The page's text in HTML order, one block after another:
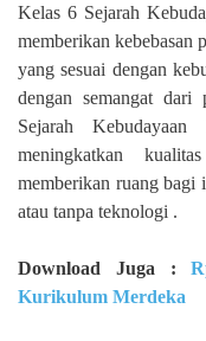
Kelas 6 Sejarah
memberikan kebebasan
yang sesuai dengan
dengan semangat
Sejarah
meningkatkan
memberikan ruang bagi
atau tanpa teknologi .
Download Juga :
Kurikulum Merdeka